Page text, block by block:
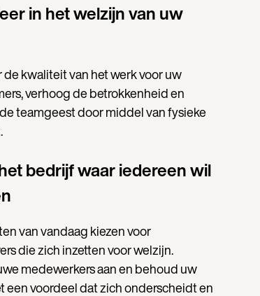
in het welzijn van uw
kwaliteit van het werk voor uw
verhoog de betrokkenheid en
teamgeest door middel van fysieke
bedrijf waar iedereen wil
van vandaag kiezen voor
die zich inzetten voor welzijn.
medewerkers aan en behoud uw
een voordeel dat zich onderscheidt en